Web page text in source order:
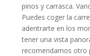
pinos y carrasca.
Puedes coger la
adentrarte en los
tener una vista
recomendamos otro